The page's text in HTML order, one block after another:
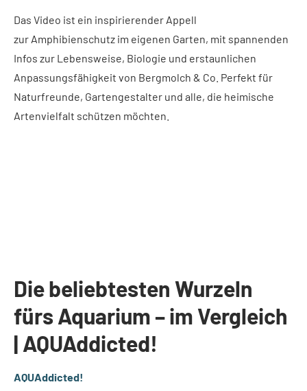
Das Video ist ein inspirierender Appell
zur Amphibienschutz im eigenen Garten, mit spannenden
Infos zur Lebensweise, Biologie und erstaunlichen
Anpassungsfähigkeit von Bergmolch & Co. Perfekt für
Naturfreunde, Gartengestalter und alle, die heimische
Artenvielfalt schützen möchten.
Die beliebtesten Wurzeln
fürs Aquarium – im Vergleich
| AQUAddicted!
AQUAddicted!